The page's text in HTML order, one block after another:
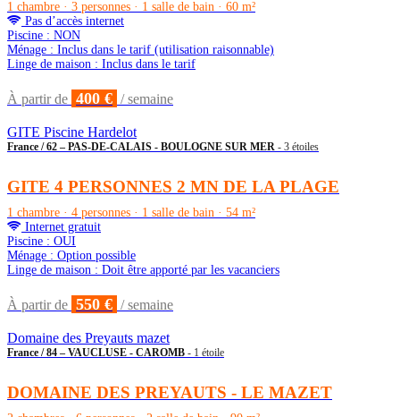
1 chambre · 3 personnes · 1 salle de bain · 60 m²
Pas d’accès internet
Piscine : NON
Ménage : Inclus dans le tarif (utilisation raisonnable)
Linge de maison : Inclus dans le tarif
À partir de 400 € / semaine
GITE Piscine Hardelot
France / 62 – PAS-DE-CALAIS - BOULOGNE SUR MER - 3 étoiles
GITE 4 PERSONNES 2 MN DE LA PLAGE
1 chambre · 4 personnes · 1 salle de bain · 54 m²
Internet gratuit
Piscine : OUI
Ménage : Option possible
Linge de maison : Doit être apporté par les vacanciers
À partir de 550 € / semaine
Domaine des Preyauts mazet
France / 84 – VAUCLUSE - CAROMB - 1 étoile
DOMAINE DES PREYAUTS - LE MAZET